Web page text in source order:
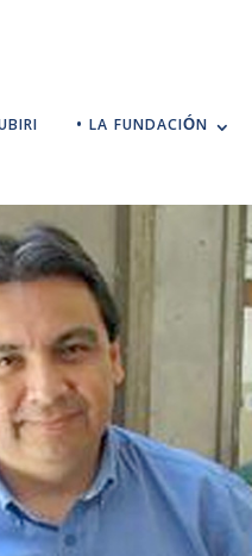
• LA FUNDACIÓN